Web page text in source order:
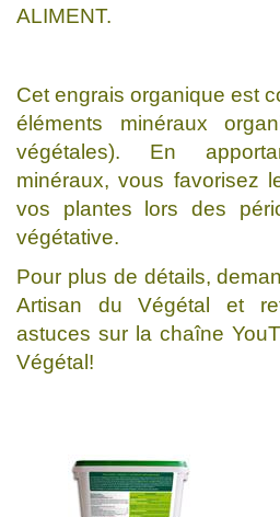
ALIMENT.
Cet engrais organique est
éléments minéraux
végétales). En
minéraux, vous favorisez
vos plantes lors des
végétative.
Pour plus de détails,
Artisan du Végétal et
astuces sur la chaîne
Végétal!